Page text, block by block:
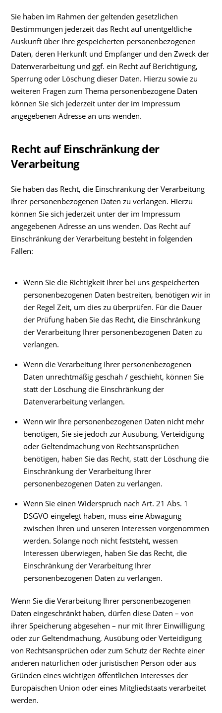
Sie haben im Rahmen der geltenden gesetzlichen
Bestimmungen jederzeit das Recht auf unentgeltliche
Auskunft über Ihre gespeicherten personenbezogenen
Daten, deren Herkunft und Empfänger und den Zweck der
Datenverarbeitung und ggf. ein Recht auf Berichtigung,
Sperrung oder Löschung dieser Daten. Hierzu sowie zu
weiteren Fragen zum Thema personenbezogene Daten
können Sie sich jederzeit unter der im Impressum
angegebenen Adresse an uns wenden.
Recht auf Einschränkung der
Verarbeitung
Sie haben das Recht, die Einschränkung der Verarbeitung
Ihrer personenbezogenen Daten zu verlangen. Hierzu
können Sie sich jederzeit unter der im Impressum
angegebenen Adresse an uns wenden. Das Recht auf
Einschränkung der Verarbeitung besteht in folgenden
Fällen:
Wenn Sie die Richtigkeit Ihrer bei uns gespeicherten
personenbezogenen Daten bestreiten, benötigen wir in
der Regel Zeit, um dies zu überprüfen. Für die Dauer
der Prüfung haben Sie das Recht, die Einschränkung
der Verarbeitung Ihrer personenbezogenen Daten zu
verlangen.
Wenn die Verarbeitung Ihrer personenbezogenen
Daten unrechtmäßig geschah / geschieht, können Sie
statt der Löschung die Einschränkung der
Datenverarbeitung verlangen.
Wenn wir Ihre personenbezogenen Daten nicht mehr
benötigen, Sie sie jedoch zur Ausübung, Verteidigung
oder Geltendmachung von Rechtsansprüchen
benötigen, haben Sie das Recht, statt der Löschung die
Einschränkung der Verarbeitung Ihrer
personenbezogenen Daten zu verlangen.
Wenn Sie einen Widerspruch nach Art. 21 Abs. 1
DSGVO eingelegt haben, muss eine Abwägung
zwischen Ihren und unseren Interessen vorgenommen
werden. Solange noch nicht feststeht, wessen
Interessen überwiegen, haben Sie das Recht, die
Einschränkung der Verarbeitung Ihrer
personenbezogenen Daten zu verlangen.
Wenn Sie die Verarbeitung Ihrer personenbezogenen
Daten eingeschränkt haben, dürfen diese Daten – von
ihrer Speicherung abgesehen – nur mit Ihrer Einwilligung
oder zur Geltendmachung, Ausübung oder Verteidigung
von Rechtsansprüchen oder zum Schutz der Rechte einer
anderen natürlichen oder juristischen Person oder aus
Gründen eines wichtigen öffentlichen Interesses der
Europäischen Union oder eines Mitgliedstaats verarbeitet
werden.